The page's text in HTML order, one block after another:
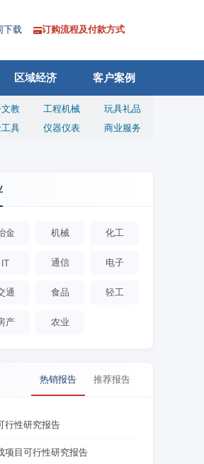
下载 订购流程及付款方式
区域经济 客户案例
教 工程机械
玩具礼品
具 仪器仪表 商业服务
金 机械 化工
IT 通信 电子
通 食品 轻工
产 农业
热销报告 推荐报告
行性研究报告
项目可行性研究报告